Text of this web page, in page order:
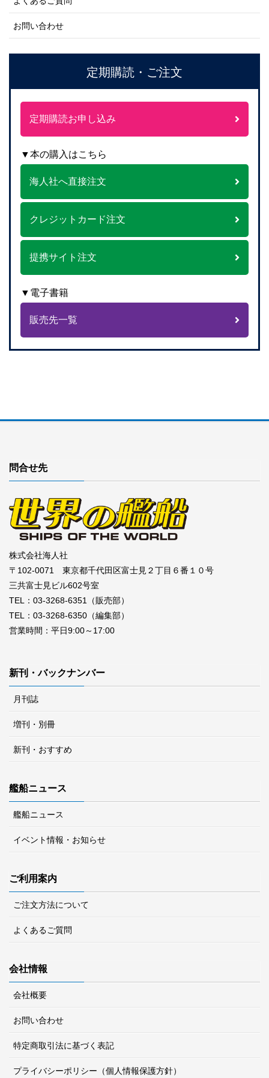
お問い合わせ
定期購読・ご注文
定期購読お申し込み
▼本の購入はこちら
海人社へ直接注文
クレジットカード注文
提携サイト注文
▼電子書籍
販売先一覧
問合せ先
株式会社海人社
〒102-0071 東京都千代田区富士見２丁目６番１０号
三共富士見ビル602号室
TEL：03-3268-6351（販売部）
TEL：03-3268-6350（編集部）
営業時間：平日9:00～17:00
新刊・バックナンバー
月刊誌
増刊・別冊
新刊・おすすめ
艦船ニュース
艦船ニュース
イベント情報・お知らせ
ご利用案内
ご注文方法について
よくあるご質問
会社情報
会社概要
お問い合わせ
特定商取引法に基づく表記
プライバシーポリシー（個人情報保護方針）